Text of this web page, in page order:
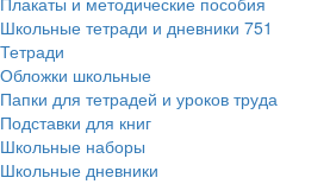
Школьные тетради и дневники 751
Тетради
Обложки школьные
Папки для тетрадей и уроков труда
Подставки для книг
Школьные наборы
Школьные дневники